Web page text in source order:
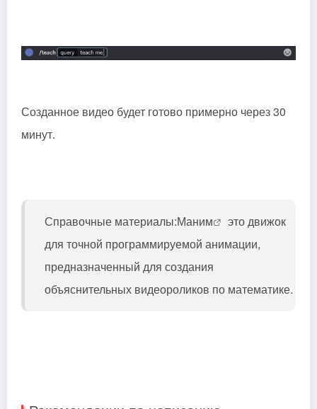
Созданное видео будет готово примерно через 30
минут.
Справочные материалы:Маним
это движок
для точной программируемой анимации,
предназначенный для создания
объяснительных видеороликов по математике.